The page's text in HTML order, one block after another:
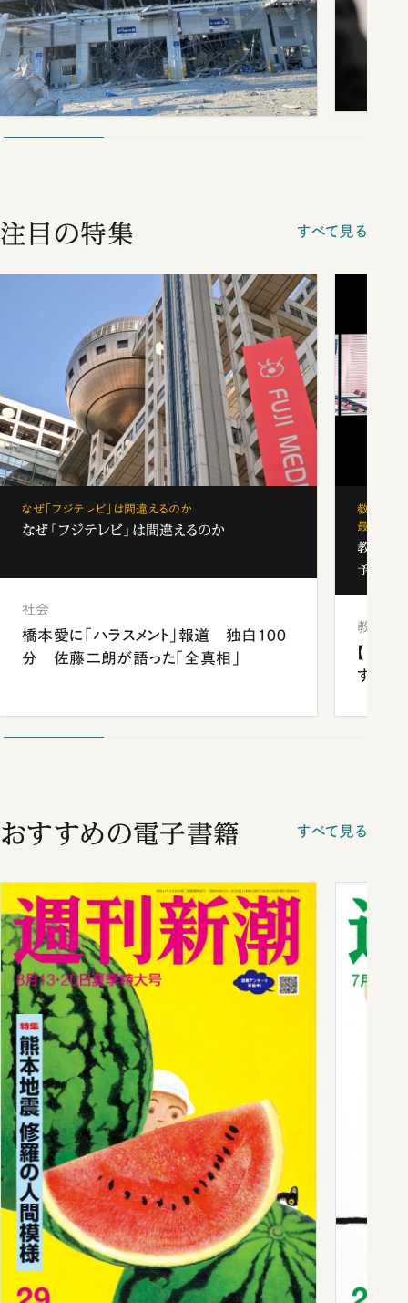
注目の特集 すべて見る
なぜ「フジテレビ」は間違えるのか
なぜ「フジテレビ」は間違えるのか
社会
橋本愛に「ハラスメント」報道 独白100
分 佐藤二朗が語った「全真相」
教育の地
最新勢力
教育の
予備校
教育
【中国
する“
おすすめの電子書籍 すべて見る